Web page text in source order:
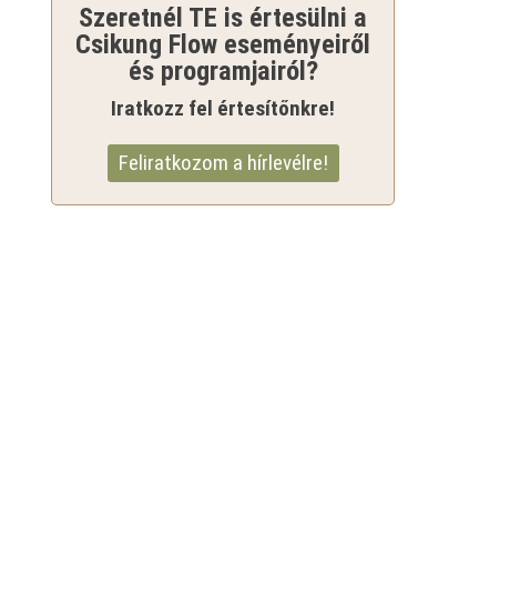
Szeretnél TE is értesülni a
Csikung Flow eseményeiről
és programjairól?
Iratkozz fel értesítőnkre!
Feliratkozom a hírlevélre!